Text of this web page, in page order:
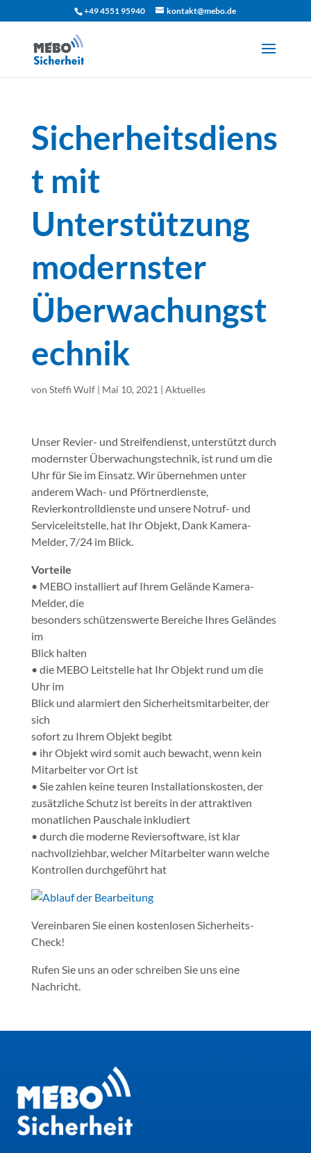
+49 4551 95940 kontakt@mebo.de
Sicherheitsdiens
t mit
Unterstützung
modernster
Überwachungst
echnik
von Steffi Wulf| Mai 10, 2021 | Aktuelles
Unser Revier- und Streifendienst, unterstützt durch
modernster Überwachungstechnik, ist rund um die
Uhr für Sie im Einsatz. Wir übernehmen unter
anderem Wach- und Pförtnerdienste,
Revierkontrolldiensteund unsere Notruf- und
Serviceleitstelle, hat Ihr Objekt, Dank Kamera-
Melder, 7/24 im Blick.
Vorteile
• MEBO installiert auf Ihrem Gelände Kamera-
Melder, die
besonders schützenswerte Bereiche Ihres Geländes
im
Blick halten
• die MEBO Leitstelle hat Ihr Objekt rund um die
Uhr im
Blick und alarmiert den Sicherheitsmitarbeiter, der
sich
sofort zu Ihrem Objekt begibt
• ihr Objekt wird somit auch bewacht, wenn kein
Mitarbeiter vor Ort ist
• Sie zahlen keine teuren Installationskosten, der
zusätzliche Schutz ist bereits in der attraktiven
monatlichen Pauschale inkludiert
• durch die moderne Reviersoftware, ist klar
nachvollziehbar, welcher Mitarbeiter wann welche
Kontrollen durchgeführt hat
Vereinbaren Sie einen kostenlosen Sicherheits-
Check!
Rufen Sie uns an oder schreiben Sie uns eine
Nachricht.